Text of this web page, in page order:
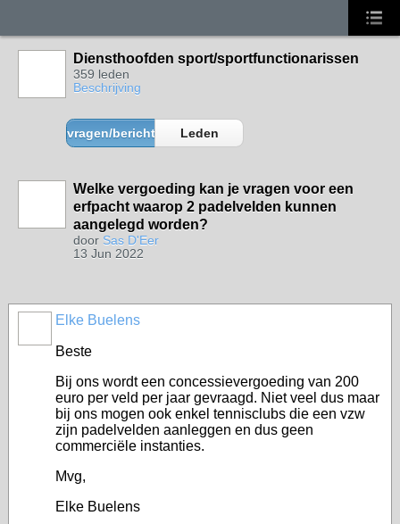
Diensthoofden sport/sportfunctionarissen
359 leden
Beschrijving
vragen/berichten Leden
Welke vergoeding kan je vragen voor een
erfpacht waarop 2 padelvelden kunnen
aangelegd worden?
door Sas D'Eer
13 Jun 2022
Elke Buelens
Beste
Bij ons wordt een concessievergoeding van 200
euro per veld per jaar gevraagd. Niet veel dus maar
bij ons mogen ook enkel tennisclubs die een vzw
zijn padelvelden aanleggen en dus geen
commerciële instanties.
Mvg,
Elke Buelens